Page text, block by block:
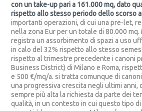
con un take-up pari a 161.000 mq, dato
rispetto allo stesso periodo dello scorso
importanti operazioni, di cui una pre-let,
nella zona Eur per un totale di 80.000 mq.
registra un assorbimento di spazi a uso
in calo del 32% rispetto allo stesso
rispetto al trimestre precedente i canoni
Business District) di Milano e Roma,
e 500 €/mq/a. si tratta comunque di
una progressiva crescita negli ultimi anni,
sempre più alta la richiesta da parte dei
qualità, in un contesto in cui questo tipo